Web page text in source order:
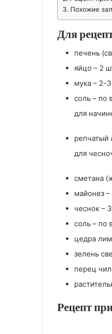
Похожие
Для
печень
яйцо – 2
мука – 2-3
соль – по
для
репчатый
для
сметана
майонез –
чеснок –
соль – по
цедра
зелень
перец
Рецепт